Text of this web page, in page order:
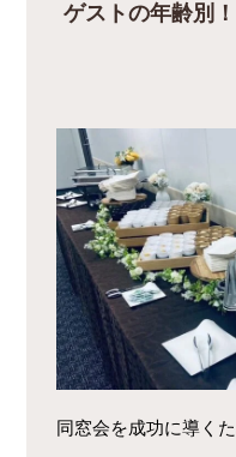
ゲストの年齢別
同窓会を成功に導く